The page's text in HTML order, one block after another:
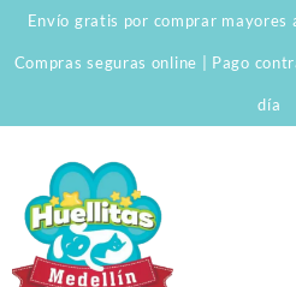
Skip
content
Envío gratis por comprar mayores
Compras seguras online | Pago
día